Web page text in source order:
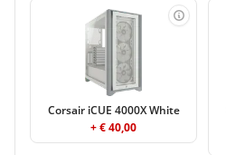
Corsair iCUE 4000X White
+ € 40,00